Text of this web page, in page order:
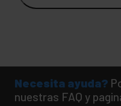
Necesita ayuda?
nuestras FAQ y